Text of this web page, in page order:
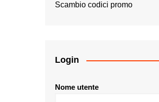
Scambio codici promo
Login
Nome utente